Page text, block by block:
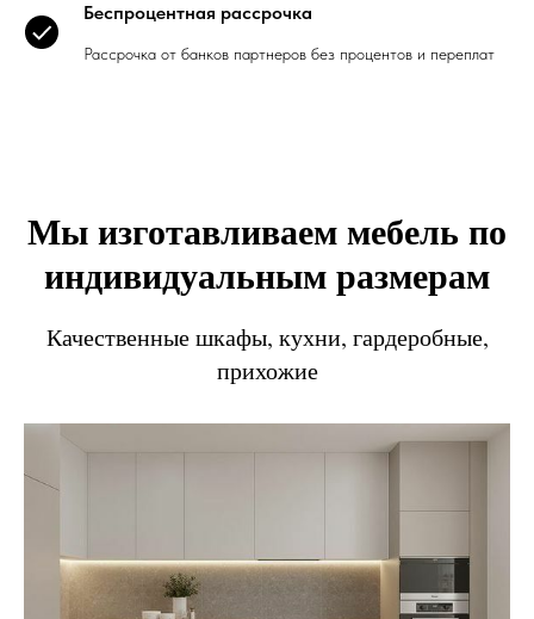
Беспроцентная рассрочка
Рассрочка от банков партнеров без процентов и переплат
Мы изготавливаем мебель по
индивидуальным размерам
Качественные шкафы, кухни, гардеробные,
прихожие